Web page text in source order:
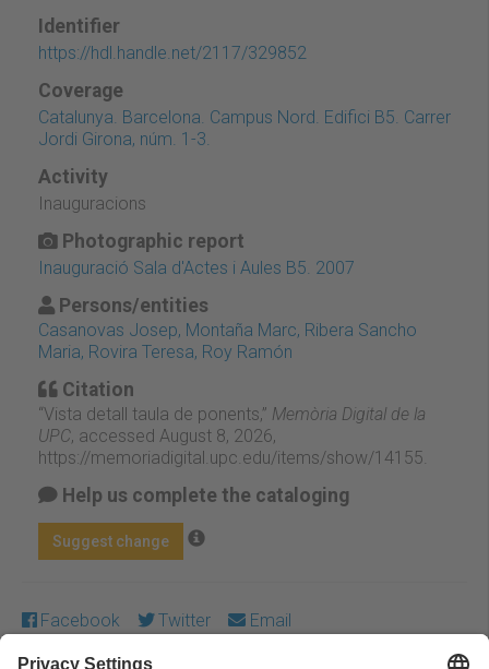
Identifier
https://hdl.handle.net/2117/329852
Coverage
Catalunya. Barcelona. Campus Nord. Edifici B5. Carrer
Jordi Girona, núm. 1-3.
Activity
Inauguracions
Photographic report
Inauguració Sala d'Actes i Aules B5. 2007
Persons/entities
Casanovas Josep, Montaña Marc, Ribera Sancho
Maria, Rovira Teresa, Roy Ramón
Citation
“Vista detall taula de ponents,” Memòria Digital de la
UPC, accessed August 8, 2026,
https://memoriadigital.upc.edu/items/show/14155
Help us complete the cataloging
Suggest change
Facebook Twitter Email